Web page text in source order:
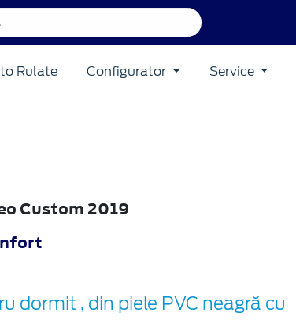
Rulate Configurator Service
Custom 2019
dormit , din piele PVC neagră cu